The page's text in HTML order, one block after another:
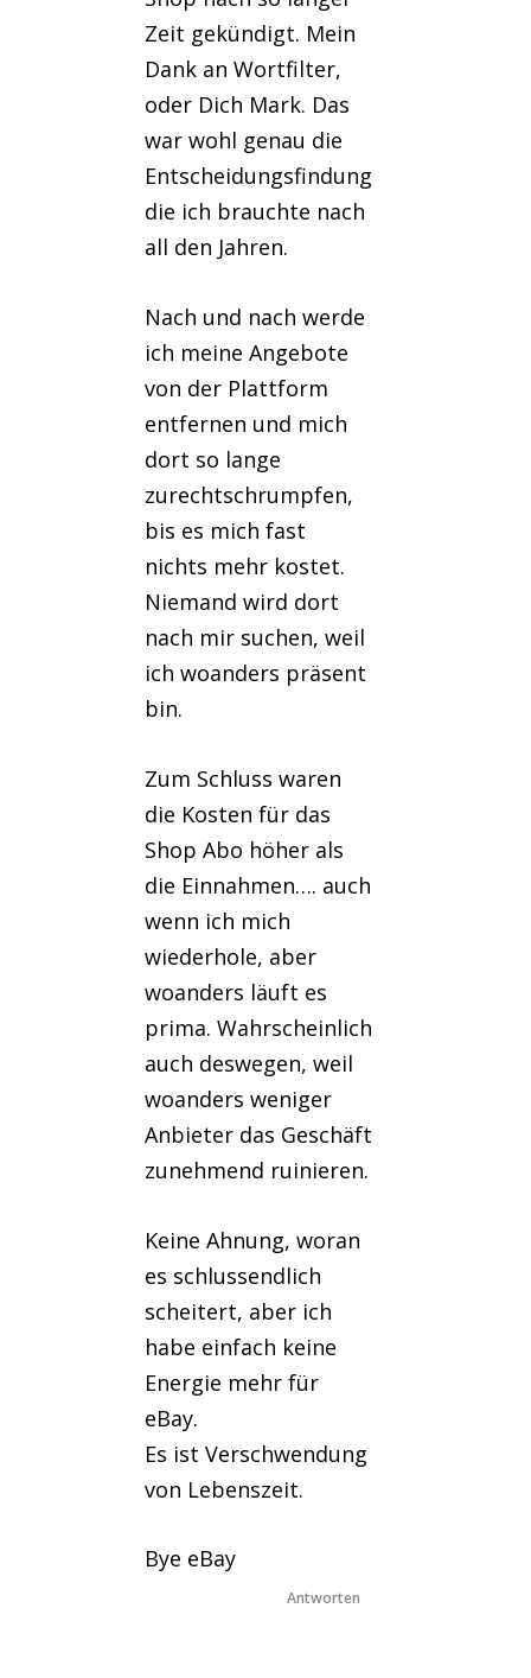
Zeit gekündigt. Mein
Dank an Wortfilter,
oder Dich Mark. Das
war wohl genau die
Entscheidungsfindung
die ich brauchte nach
all den Jahren.
Nach und nach werde
ich meine Angebote
von der Plattform
entfernen und mich
dort so lange
zurechtschrumpfen,
bis es mich fast
nichts mehr kostet.
Niemand wird dort
nach mir suchen, weil
ich woanders präsent
bin.
Zum Schluss waren
die Kosten für das
Shop Abo höher als
die Einnahmen…. auch
wenn ich mich
wiederhole, aber
woanders läuft es
prima. Wahrscheinlich
auch deswegen, weil
woanders weniger
Anbieter das Geschäft
zunehmend ruinieren.
Keine Ahnung, woran
es schlussendlich
scheitert, aber ich
habe einfach keine
Energie mehr für
eBay.
Es ist Verschwendung
von Lebenszeit.
Bye eBay
Antworten